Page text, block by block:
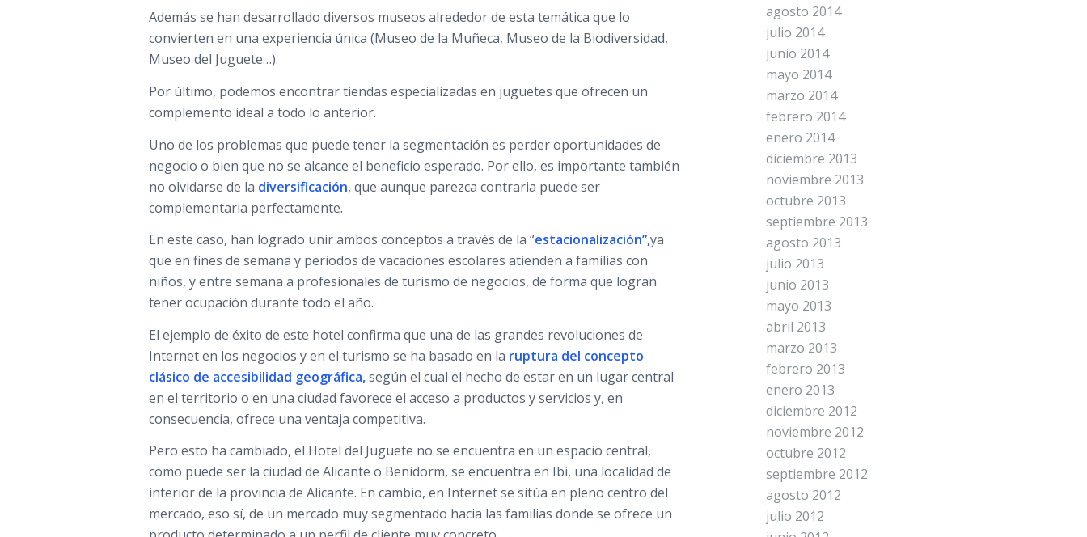
Además se han desarrollado diversos museos alrededor de esta temática que lo
convierten en una experiencia única (Museo de la Muñeca, Museo de la Biodiversidad,
Museo del Juguete…).
Por último, podemos encontrar tiendas especializadas en juguetes que ofrecen un
complemento ideal a todo lo anterior.
Uno de los problemas que puede tener la segmentación es perder oportunidades de
negocio o bien que no se alcance el beneficio esperado. Por ello, es importante también
no olvidarse de la diversificación, que aunque parezca contraria puede ser
complementaria perfectamente.
En este caso, han logrado unir ambos conceptos a través de la “estacionalización”,ya
que en fines de semana y periodos de vacaciones escolares atienden a familias con
niños, y entre semana a profesionales de turismo de negocios, de forma que logran
tener ocupación durante todo el año.
El ejemplo de éxito de este hotel confirma que una de las grandes revoluciones de
Internet en los negocios y en el turismo se ha basado en la ruptura del concepto
clásico de accesibilidad geográfica,según el cual el hecho de estar en un lugar central
en el territorio o en una ciudad favorece el acceso a productos y servicios y, en
consecuencia, ofrece una ventaja competitiva.
Pero esto ha cambiado, el Hotel del Juguete no se encuentra en un espacio central,
como puede ser la ciudad de Alicante o Benidorm, se encuentra en Ibi, una localidad de
interior de la provincia de Alicante. En cambio, en Internet se sitúa en pleno centro del
mercado, eso sí, de un mercado muy segmentado hacia las familias donde se ofrece un
agosto 2014
julio 2014
junio 2014
mayo 2014
marzo 2014
febrero 2014
enero 2014
diciembre 2013
noviembre 2013
octubre 2013
septiembre 2013
agosto 2013
julio 2013
junio 2013
mayo 2013
abril 2013
marzo 2013
febrero 2013
enero 2013
diciembre 2012
noviembre 2012
octubre 2012
septiembre 2012
agosto 2012
julio 2012